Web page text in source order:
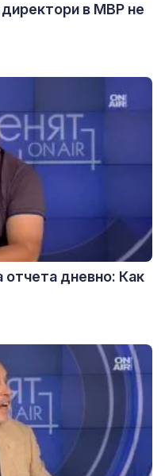
в МВР не
отчета дневно: Как